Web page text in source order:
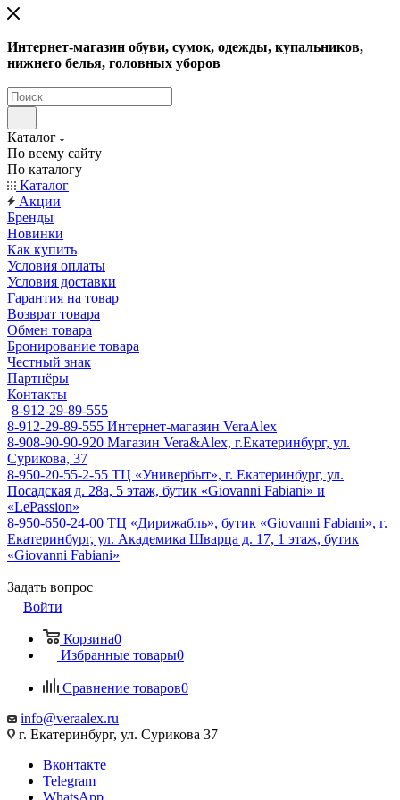
Интернет-магазин обуви, сумок, одежды, купальников,
нижнего белья, головных уборов
Каталог
По всему сайту
По каталогу
Каталог
Акции
Бренды
Новинки
Как купить
Условия оплаты
Условия доставки
Гарантия на товар
Возврат товара
Обмен товара
Бронирование товара
Честный знак
Партнёры
Контакты
8-912-29-89-555
8-912-29-89-555 Интернет-магазин VeraAlex
8-908-90-90-920 Магазин Vera&Alex, г.Екатеринбург, ул.
Сурикова, 37
8-950-20-55-2-55 ТЦ «Универбыт», г. Екатеринбург, ул.
Посадская д. 28а, 5 этаж, бутик «Giovanni Fabiani» и
«LePassion»
8-950-650-24-00 ТЦ «Дирижабль», бутик «Giovanni Fabiani», г.
Екатеринбург, ул. Академика Шварца д. 17, 1 этаж, бутик
«Giovanni Fabiani»
Задать вопрос
Войти
Корзина0
Избранные товары0
Сравнение товаров0
info@veraalex.ru
г. Екатеринбург, ул. Сурикова 37
Вконтакте
Telegram
WhatsApp